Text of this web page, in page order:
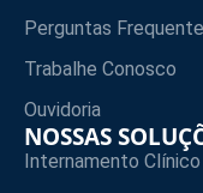
Perguntas
Trabalhe Conosco
Ouvidoria
NOSSAS
Internamento